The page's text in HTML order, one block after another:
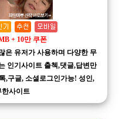
+ 10만 쿠폰
은 유저가 사용하며 다양한 무
인기사이트 출첵,댓글,답변만
,구글, 소셜로그인가능! 성인,
한사이트